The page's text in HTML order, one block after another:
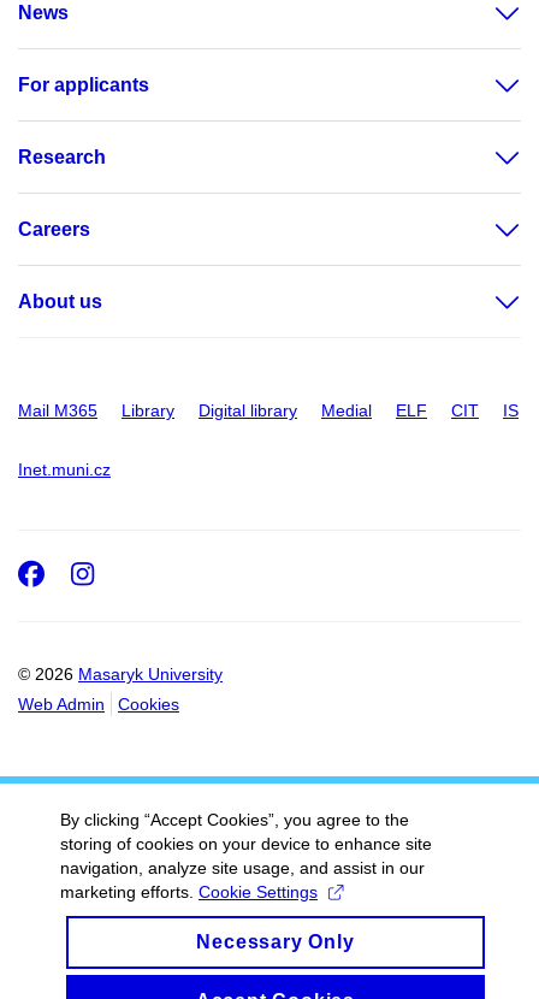
News
For applicants
Research
Careers
About us
Mail M365 Library Digital library Medial ELF CIT IS
Inet.muni.cz
© 2026 Masaryk University
Web Admin
Cookies
Facebook
Instagram
By clicking “Accept Cookies”, you agree to the
storing of cookies on your device to enhance site
navigation, analyze site usage, and assist in our
marketing efforts. Cookie Settings
Necessary Only